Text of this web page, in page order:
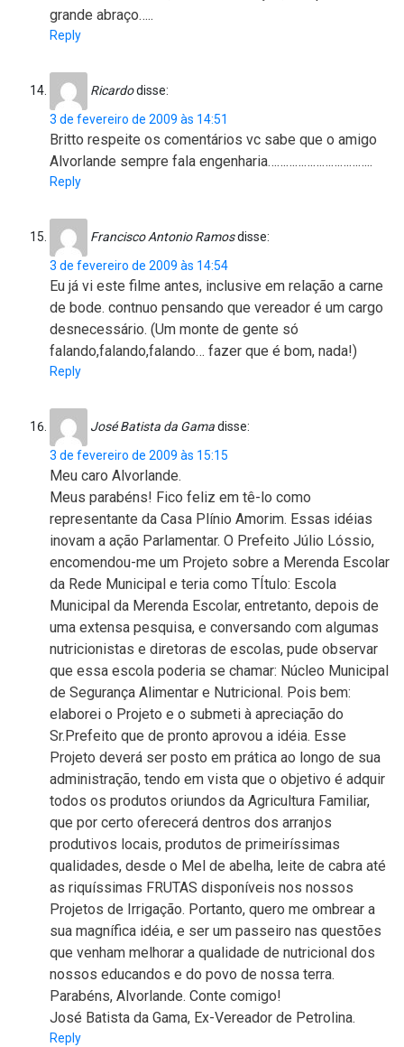
grande abraço…..
Reply
Ricardodisse:
3 de fevereiro de 2009 às 14:51
Britto respeite os comentários vc sabe que o amigo
Alvorlande sempre fala engenharia……………………………..
Reply
Francisco Antonio Ramosdisse:
3 de fevereiro de 2009 às 14:54
Eu já vi este filme antes, inclusive em relação a carne
de bode. contnuo pensando que vereador é um cargo
desnecessário. (Um monte de gente só
falando,falando,falando… fazer que é bom, nada!)
Reply
José Batista da Gamadisse:
3 de fevereiro de 2009 às 15:15
Meu caro Alvorlande.
Meus parabéns! Fico feliz em tê-lo como
representante da Casa Plínio Amorim. Essas idéias
inovam a ação Parlamentar. O Prefeito Júlio Lóssio,
encomendou-me um Projeto sobre a Merenda Escolar
da Rede Municipal e teria como TÍtulo: Escola
Municipal da Merenda Escolar, entretanto, depois de
uma extensa pesquisa, e conversando com algumas
nutricionistas e diretoras de escolas, pude observar
que essa escola poderia se chamar: Núcleo Municipal
de Segurança Alimentar e Nutricional. Pois bem:
elaborei o Projeto e o submeti à apreciação do
Sr.Prefeito que de pronto aprovou a idéia. Esse
Projeto deverá ser posto em prática ao longo de sua
administração, tendo em vista que o objetivo é adquir
todos os produtos oriundos da Agricultura Familiar,
que por certo oferecerá dentros dos arranjos
produtivos locais, produtos de primeiríssimas
qualidades, desde o Mel de abelha, leite de cabra até
as riquíssimas FRUTAS disponíveis nos nossos
Projetos de Irrigação. Portanto, quero me ombrear a
sua magnífica idéia, e ser um passeiro nas questões
que venham melhorar a qualidade de nutricional dos
nossos educandos e do povo de nossa terra.
Parabéns, Alvorlande. Conte comigo!
José Batista da Gama, Ex-Vereador de Petrolina.
Reply